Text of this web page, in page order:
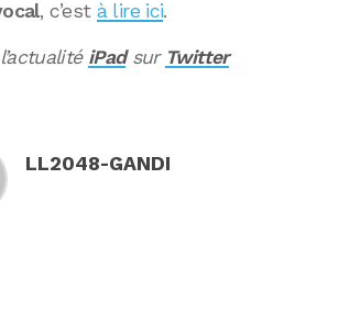
, c’est à lire ici.
iPadsur Twitter
LL2048-GANDI